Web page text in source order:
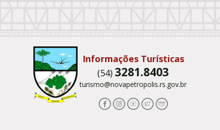
Informações Turísticas
(54)3281.8403
turismo@novapetropolis.rs.gov.br